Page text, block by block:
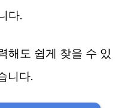
다.
해도 쉽게 찾을 수 있
니다.